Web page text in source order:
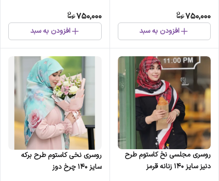
750,000
افزودن به سبد
750,000
افزودن به سبد
روسری مجلسی نخ کاستوم طرح
دنیز سایز 140 زنانه قرمز
روسری نخی کاستوم طرح برکه
سایز 140 چرخ دوز